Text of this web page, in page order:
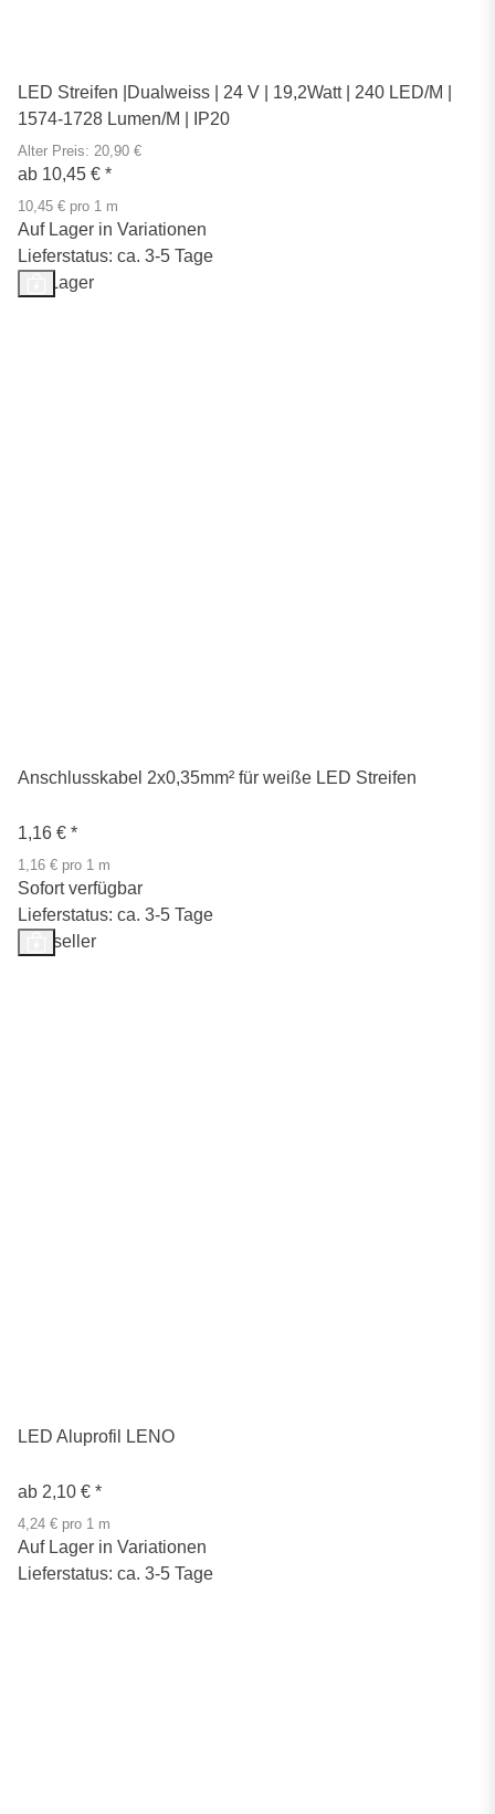
LED Streifen |Dualweiss | 24 V | 19,2Watt | 240 LED/M |
1574-1728 Lumen/M | IP20
Alter Preis: 20,90 €
ab 10,45 € *
10,45 € pro 1 m
Auf Lager in Variationen
Lieferstatus: ca. 3-5 Tage
Auf Lager
Anschlusskabel 2x0,35mm² für weiße LED Streifen
1,16 € *
1,16 € pro 1 m
Sofort verfügbar
Lieferstatus: ca. 3-5 Tage
Bestseller
LED Aluprofil LENO
ab 2,10 € *
4,24 € pro 1 m
Auf Lager in Variationen
Lieferstatus: ca. 3-5 Tage